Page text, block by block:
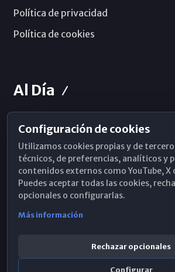
Política de privacidad
Política de cookies
Al Día
Horarios de Misa
Hemeroteca
WhatsApp
Configuración de cookies
Utilizamos cookies propias y de
técnicos, de preferencias, analíticos y
contenidos externos como YouTube, X
Puedes aceptar todas las cookies,
opcionales o configurarlas.
Más información
Rechazar opcionales
Configurar